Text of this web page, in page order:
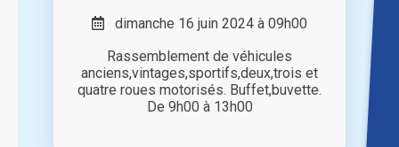
dimanche 16 juin 2024 à 09h00
Rassemblement de véhicules
anciens,vintages,sportifs,deux,trois et
quatre roues motorisés. Buffet,buvette.
De 9h00 à 13h00